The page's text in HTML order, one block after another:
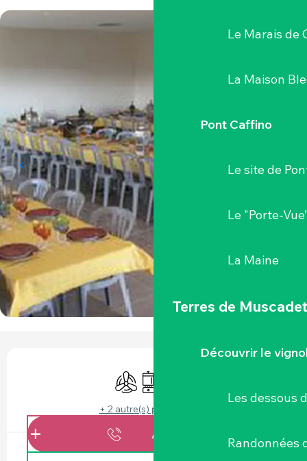
Le Marais de
La Maison
Pont Caffino
Le site de
Le "Porte-
La Maine
Terres de Muscadet
Découvrir le
Les dessous
Randonnées
OUVERTURE ET COORDONNÉES
Air conditionné
Plaque de cuisson
+ 2 autre(s) prestation(s)
APPELER